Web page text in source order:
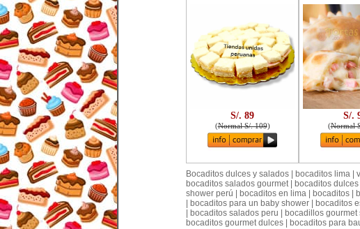
S/. 89
(Normal S/. 109)
S/.
(Normal
Bocaditos dulces y salados | bocaditos lima |
bocaditos salados gourmet | bocaditos
shower perú | bocaditos en lima | bocaditos |
| bocaditos para un baby shower |
| bocaditos salados peru | bocadillos
bocaditos gourmet dulces | bocaditos para